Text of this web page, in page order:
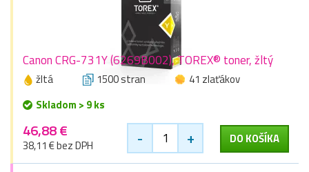
Canon CRG-731Y (6269B002), TOREX® toner, žltý
žltá 1500 stran
41 zlaťákov
Skladom > 9 ks
46,88 €
38,11 € bez DPH - + DO KOŠÍKA